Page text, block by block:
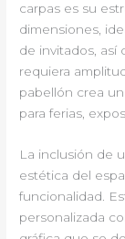
carpas es su
dimensiones,
de invitados, así
requiera
pabellón crea
para ferias,
La inclusión de
estética del
funcionalidad.
personalizada